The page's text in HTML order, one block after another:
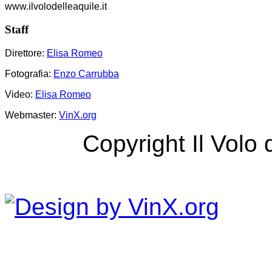
www.ilvolodelleaquile.it
Staff
Direttore: Elisa Romeo
Fotografia: Enzo Carrubba
Video: Elisa Romeo
Webmaster: VinX.org
Copyright Il Volo